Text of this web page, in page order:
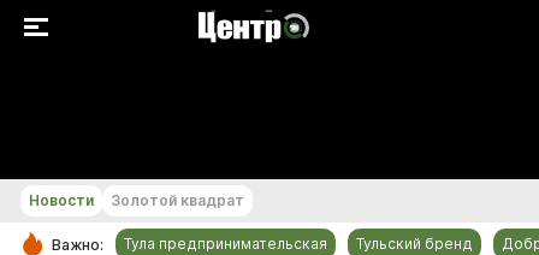
Новости Золотой квадрат
Важно: Тула предпринимательская Тульский бренд